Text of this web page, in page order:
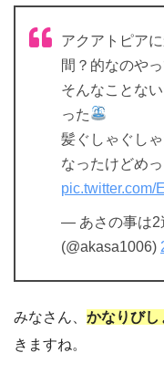
アクアトピア
間？的なのや
そんなことな
った
髪ぐしゃぐし
なったけどめ
pic.twitter.com/
— あさの事は2
(@akasa1006)
みなさん、 かなりびし
きますね。